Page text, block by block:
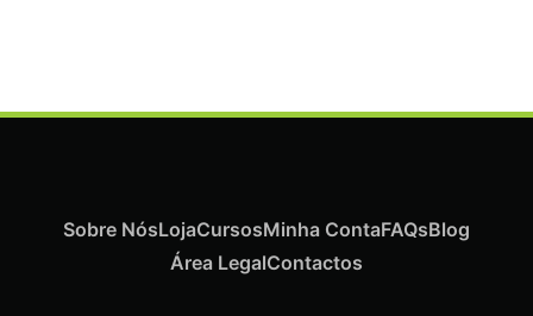
Sobre NósLojaCursosMinha ContaFAQsBlog
Área LegalContactos